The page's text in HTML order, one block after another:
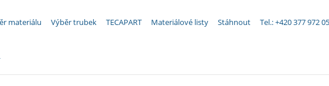
materiálu Výběr trubek TECAPART Materiálové listy Stáhnout Tel.: +420 377 972